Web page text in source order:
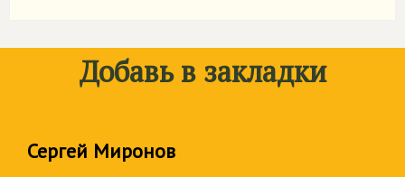
Добавь в закладки
Сергей Миронов